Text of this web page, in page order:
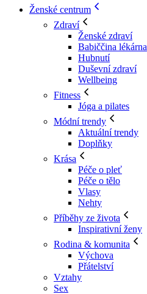
Ženské centrum
Zdraví
Ženské zdraví
Babiččina lékárna
Hubnutí
Duševní zdraví
Wellbeing
Fitness
Jóga a pilates
Módní trendy
Aktuální trendy
Doplňky
Krása
Péče o pleť
Péče o tělo
Vlasy
Nehty
Příběhy ze života
Inspirativní ženy
Rodina & komunita
Výchova
Přátelství
Vztahy
Sex